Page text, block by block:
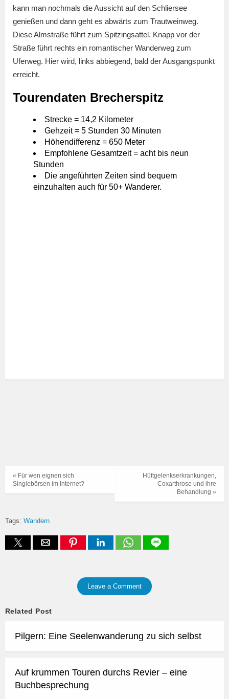
kann man nochmals die Aussicht auf den Schliersee
genießen und dann geht es abwärts zum Trautweinweg.
Diese Almstraße führt zum Spitzingsattel. Knapp vor der
Straße führt rechts ein romantischer Wanderweg zum
Uferweg. Hier wird, links abbiegend, bald der Ausgangspunkt
erreicht.
Tourendaten Brecherspitz
Strecke = 14,2 Kilometer
Gehzeit = 5 Stunden 30 Minuten
Höhendifferenz = 650 Meter
Empfohlene Gesamtzeit = acht bis neun
Stunden
Die angeführten Zeiten sind bequem
einzuhalten auch für 50+ Wanderer.
Hüftgelenkserkrankungen,
Coxarthrose und ihre
Behandlung »
« Für wen eignen sich
Singlebörsen im Internet?
Tags: Wandern
Leave a Comment
Related Post
Pilgern: Eine Seelenwanderung zu sich selbst
Auf krummen Touren durchs Revier – eine
Buchbesprechung